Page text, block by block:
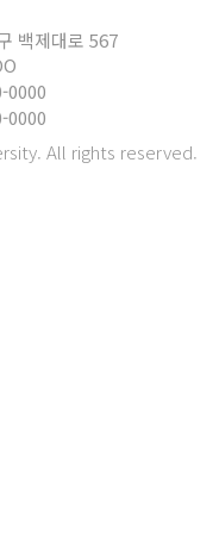
백제대로 567
0000
0000
All rights reserved.